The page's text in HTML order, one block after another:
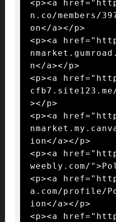
<p><a
n.co/members/
on</a></p>
<p><a
n</a></p>
<p><a
></p>
<p><a
ion</a></p>
<p><a
weebly.com/
<p><a
a.com/profile/
ion</a></p>
<p><a